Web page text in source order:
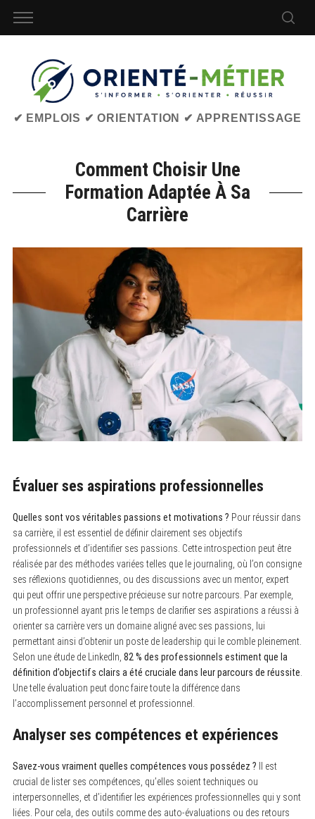
✔ EMPLOIS ✔ ORIENTATION ✔ APPRENTISSAGE
Comment Choisir Une
Formation Adaptée À Sa
Carrière
Évaluer ses aspirations professionnelles
Quelles sont vos véritables passions et motivations ? Pour réussir dans
sa carrière, il est essentiel de définir clairement ses objectifs
professionnels et d’identifier ses passions. Cette introspection peut être
réalisée par des méthodes variées telles que le journaling, où l’on consigne
ses réflexions quotidiennes, ou des discussions avec un mentor, expert
qui peut offrir une perspective précieuse sur notre parcours. Par exemple,
un professionnel ayant pris le temps de clarifier ses aspirations a réussi à
orienter sa carrière vers un domaine aligné avec ses passions, lui
permettant ainsi d’obtenir un poste de leadership qui le comble pleinement.
Selon une étude de LinkedIn, 82 % des professionnels estiment que la
définition d’objectifs clairs a été cruciale dans leur parcours de réussite
Une telle évaluation peut donc faire toute la différence dans
l’accomplissement personnel et professionnel.
Analyser ses compétences et expériences
Savez-vous vraiment quelles compétences vous possédez ? Il est
crucial de lister ses compétences, qu’elles soient techniques ou
interpersonnelles, et d’identifier les expériences professionnelles qui y sont
liées. Pour cela, des outils comme des auto-évaluations ou des retours